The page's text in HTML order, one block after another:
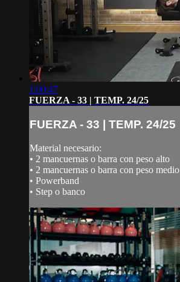
1:00:47
FUERZA - 33 | TEMP. 24/25
FUERZA - 33 | TEMP. 24/25
Material necesario:
• 2 mancuernas o barra con peso alto
• 2 mancuernas o barra con peso medio
• Powerband
• Step o banco